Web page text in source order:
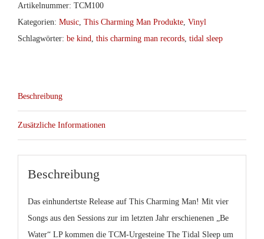
Artikelnummer: TCM100
Kategorien: Music This Charming Man Produkte Vinyl
Schlagwörter: be kind this charming man records tidal sleep
Beschreibung
Zusätzliche Informationen
Beschreibung
Das einhundertste Release auf This Charming Man! Mit vier
Songs aus den Sessions zur im letzten Jahr erschienenen „Be
Water“ LP kommen die TCM-Urgesteine The Tidal Sleepum